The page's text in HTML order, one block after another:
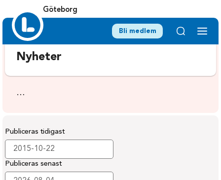
Göteborg
Bli medlem
Nyheter
…
Publiceras tidigast
Publiceras senast